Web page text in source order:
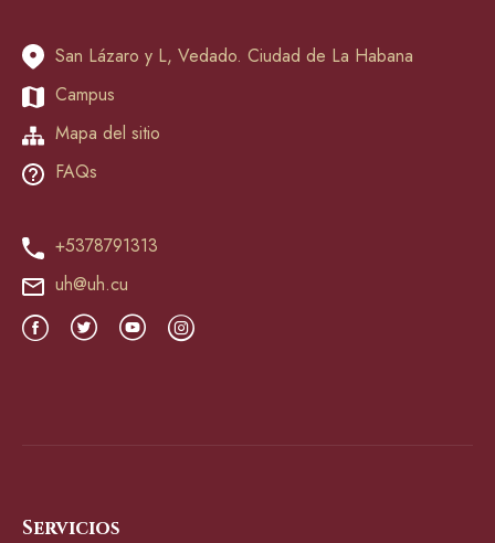
San Lázaro y L, Vedado. Ciudad de La Habana
Campus
Mapa del sitio
FAQs
+5378791313
uh@uh.cu
Servicios